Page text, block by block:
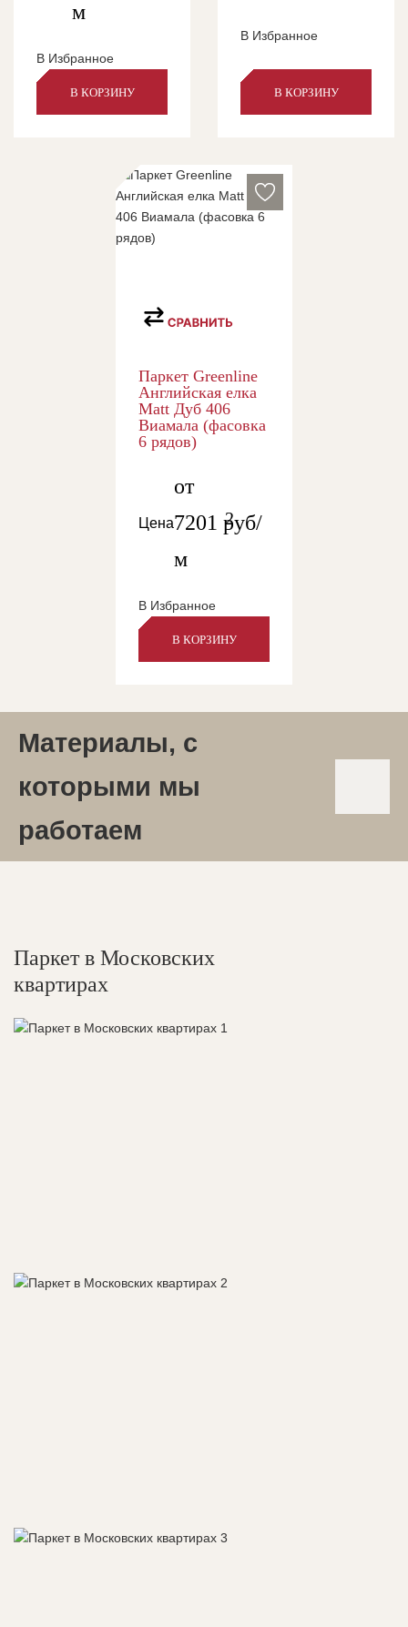
м
В Избранное
В КОРЗИНУ
В Избранное
В КОРЗИНУ
Паркет Greenline
Английская елка
Matt Дуб 406
Виамала (фасовка
6 рядов)
Цена
от
7201 руб/
м
2
В Избранное
В КОРЗИНУ
Материалы, с
которыми мы
работаем
Паркет в Московских
квартирах